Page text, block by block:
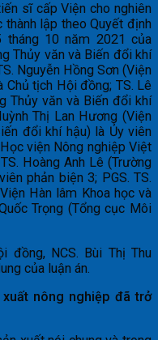
sĩ cấp Viện cho nghiên
lập theo Quyết định
tháng 10 năm 2021 của
Thủy văn và Biến đổi khí
Nguyễn Hồng Sơn (Viện
Chủ tịch Hội đồng; TS. Lê
Thủy văn và Biến đổi khí
Thị Lan Hương (Viện
đổi khí hậu) là Ủy viên
viện Nông nghiệp Việt
Hoàng Anh Lê (Trường
phản biện 3; PGS. TS.
Hàn lâm Khoa học và
Trọng (Tổng cục Môi
NCS. Bùi Thị Thu
của luận án.
nông nghiệp đã trở